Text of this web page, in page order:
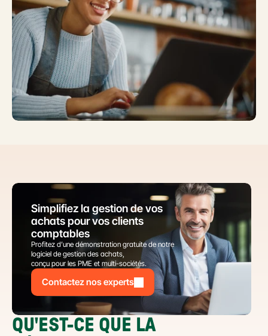
Simplifiez la gestion de vos
achats pour vos clients
comptables
Profitez d’une démonstration gratuite de notre
logiciel de gestion des achats,
conçu pour les PME et multi-sociétés.
Contactez nos experts
QU'EST-CE QUE LA